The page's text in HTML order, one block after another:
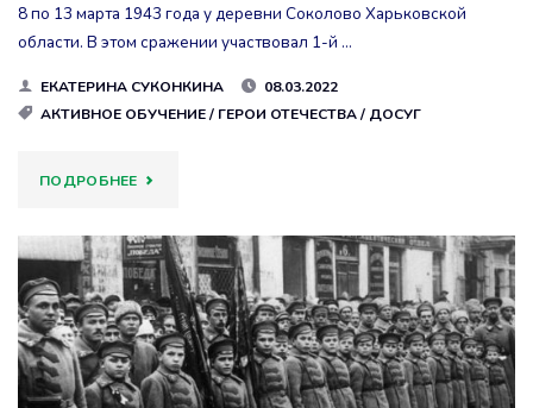
8 по 13 марта 1943 года у деревни Соколово Харьковской
области. В этом сражении участвовал 1-й …
ЕКАТЕРИНА СУКОНКИНА
08.03.2022
АКТИВНОЕ ОБУЧЕНИЕ/ ГЕРОИ ОТЕЧЕСТВА/ ДОСУГ
ПОДРОБНЕЕ"СРАЖЕНИЕ
СОКОЛОВО"